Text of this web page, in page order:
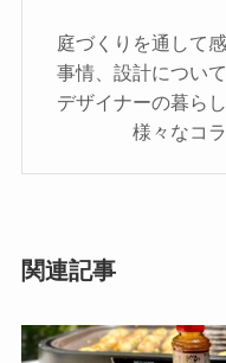
庭づくりを通して
事情、設計につい
デザイナーの暮ら
様々なコ
関連記事